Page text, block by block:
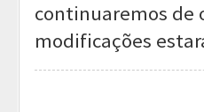
continuaremos de
modificações